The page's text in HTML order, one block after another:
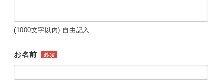
(1000文字以内) 自由記入
お名前 必須